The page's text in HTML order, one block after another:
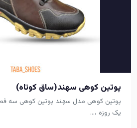
پوتین کوهی سهند(ساق کوتاه)
پوتین کوهی مدل سهند پوتین کوهی سه
یک روزه ،…